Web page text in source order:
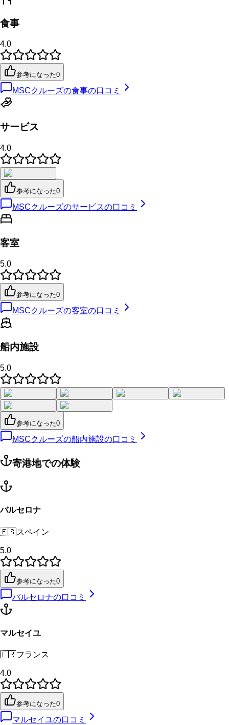
食事
4.0
参考になった0
MSCクルーズの食事の口コミ
サービス
4.0
参考になった0
MSCクルーズのサービスの口コミ
客室
5.0
参考になった0
MSCクルーズの客室の口コミ
船内施設
5.0
参考になった0
MSCクルーズの船内施設の口コミ
寄港地での体験
バルセロナ
🇪🇸スペイン
5.0
参考になった0
バルセロナの口コミ
マルセイユ
🇫🇷フランス
4.0
参考になった0
マルセイユの口コミ